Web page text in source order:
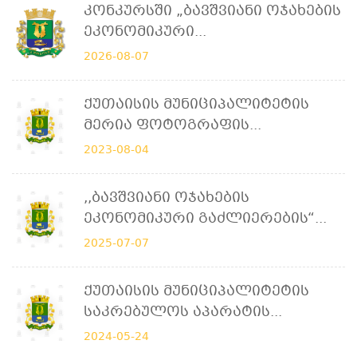
Კონკურსში „ბავშვიანი Ოჯახების
Ეკონომიკური...
2026-08-07
Ქუთაისის Მუნიციპალიტეტის
Მერია Ფოტოგრაფის...
2023-08-04
,,ბავშვიანი Ოჯახების
Ეკონომიკური Გაძლიერების“...
2025-07-07
Ქუთაისის Მუნიციპალიტეტის
Საკრებულოს Აპარატის...
2024-05-24